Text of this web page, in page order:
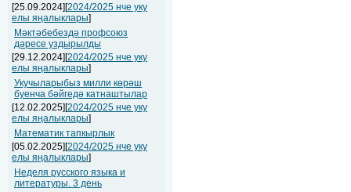
[25.09.2024][2024/2025 нче уку
елы яңалыклары]
Мәктәбебездә профсоюз
дәресе уздырылды
[29.12.2024][2024/2025 нче уку
елы яңалыклары]
Укучыларыбыз милли көрәш
буенча бәйгедә катнаштылар
[12.02.2025][2024/2025 нче уку
елы яңалыклары]
Математик тапкырлык
[05.02.2025][2024/2025 нче уку
елы яңалыклары]
Неделя русского языка и
литературы. 3 день